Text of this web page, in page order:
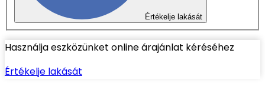
Értékelje lakását
Használja eszközünket online árajánlat kéréséhez
Értékelje lakását